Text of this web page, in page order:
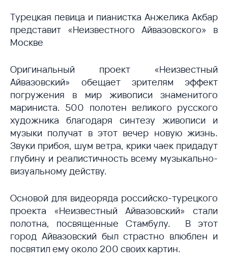
Турецкая певица и пианистка Анжелика Акбар
представит «Неизвестного Айвазовского» в
Москве
Оригинальный проект «Неизвестный
Айвазовский» обещает зрителям эффект
погружения в мир живописи знаменитого
мариниста. 500 полотен великого русского
художника благодаря синтезу живописи и
музыки получат в этот вечер новую жизнь.
Звуки прибоя, шум ветра, крики чаек придадут
глубину и реалистичность всему музыкально-
визуальному действу.
Основой для видеоряда российско-турецкого
проекта «Неизвестный Айвазовский» стали
полотна, посвященные Стамбулу. В этот
город Айвазовский был страстно влюблен и
посвятил ему около 200 своих картин.